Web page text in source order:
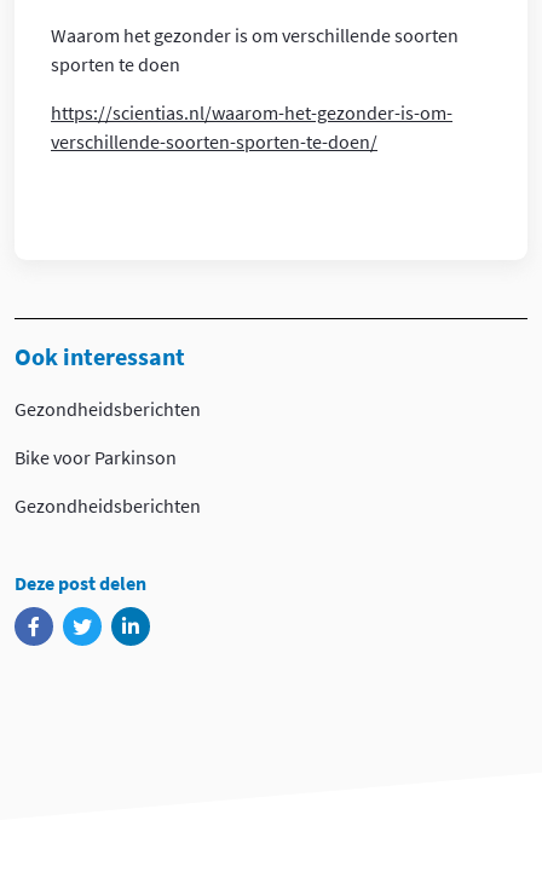
Ook interessant
Gezondheidsberichten
Bike voor Parkinson
Gezondheidsberichten
Deze post delen
Waarom het gezonder is om verschillende soorten
sporten te doen
https://scientias.nl/waarom-het-gezonder-is-om-
verschillende-soorten-sporten-te-doen/